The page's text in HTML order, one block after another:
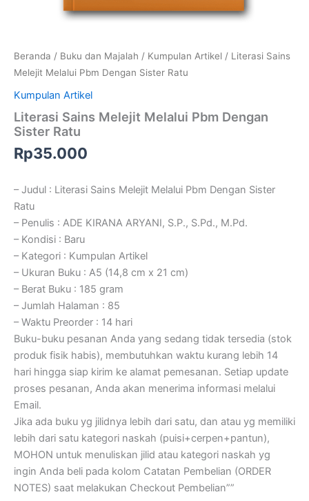
Beranda / Buku dan Majalah / Kumpulan Artikel / Literasi Sains
Melejit Melalui Pbm Dengan Sister Ratu
Kumpulan Artikel
Literasi Sains Melejit Melalui Pbm Dengan
Sister Ratu
Rp35.000
– Judul : Literasi Sains Melejit Melalui Pbm Dengan Sister
Ratu
– Penulis : ADE KIRANA ARYANI, S.P., S.Pd., M.Pd.
– Kondisi : Baru
– Kategori : Kumpulan Artikel
– Ukuran Buku : A5 (14,8 cm x 21 cm)
– Berat Buku : 185 gram
– Jumlah Halaman : 85
– Waktu Preorder : 14 hari
Buku-buku pesanan Anda yang sedang tidak tersedia (stok
produk fisik habis), membutuhkan waktu kurang lebih 14
hari hingga siap kirim ke alamat pemesanan. Setiap update
proses pesanan, Anda akan menerima informasi melalui
Email.
Jika ada buku yg jilidnya lebih dari satu, dan atau yg memiliki
lebih dari satu kategori naskah (puisi+cerpen+pantun),
MOHON untuk menuliskan jilid atau kategori naskah yg
ingin Anda beli pada kolom Catatan Pembelian (ORDER
NOTES) saat melakukan Checkout Pembelian””